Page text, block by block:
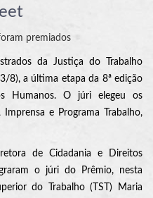
premiados
da Justiça do Trabalho
8), a última etapa da 8ª edição
Humanos. O júri elegeu os
e Programa Trabalho,
de Cidadania e Direitos
o júri do Prêmio, nesta
do Trabalho (TST) Maria